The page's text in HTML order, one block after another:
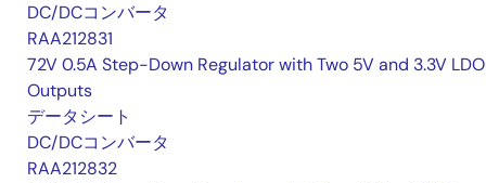
DC/DCコンバータ
RAA212831
72V 0.5A Step-Down Regulator with Two 5V and 3.3V LDO
Outputs
データシート
DC/DCコンバータ
RAA212832